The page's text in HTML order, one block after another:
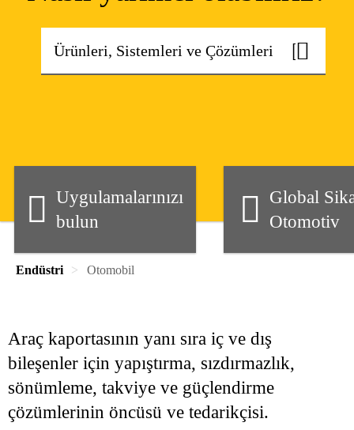
Uygulamalarınızı
bulun
Global
Otomotiv
Endüstri Otomobil
Araç kaportasının yanı sıra iç ve dış
bileşenler için yapıştırma, sızdırmazlık,
sönümleme, takviye ve güçlendirme
çözümlerinin öncüsü ve tedarikçisi.